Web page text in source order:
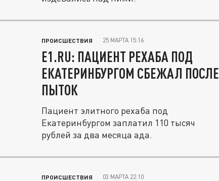
ПРОИСШЕСТВИЯ 25 МАРТА 15:16
E1.RU: ПАЦИЕНТ РЕХАБА ПОД
ЕКАТЕРИНБУРГОМ СБЕЖАЛ ПОСЛЕ
ПЫТОК
Пациент элитного рехаба под
Екатеринбургом заплатил 110 тысяч
рублей за два месяца ада.
ПРОИСШЕСТВИЯ 03 МАРТА 22:10